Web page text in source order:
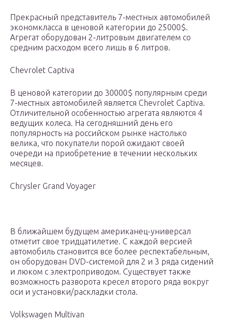
Прекрасный представитель 7-местных автомобилей
экономкласса в ценовой категории до 25000$.
Агрегат оборудован 2-литровым двигателем со
средним расходом всего лишь в 6 литров.
Chevrolet Captiva
В ценовой категории до 30000$ популярным среди
7-местных автомобилей является Chevrolet Captiva.
Отличительной особенностью агрегата являются 4
ведущих колеса. На сегодняшний день его
популярность на российском рынке настолько
велика, что покупатели порой ожидают своей
очереди на приобретение в течении нескольких
месяцев.
Chrysler Grand Voyager
В ближайшем будущем американец-универсал
отметит свое тридцатилетие. С каждой версией
автомобиль становится все более респектабельным,
он оборудован DVD-системой для 2 и 3 ряда сидений
и люком с электроприводом. Существует также
возможность разворота кресел второго ряда вокруг
оси и установки/раскладки стола.
Volkswagen Multivan